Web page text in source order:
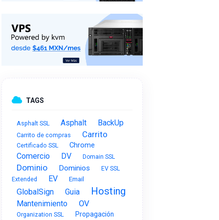
TAGS
Asphalt SSL Asphalt BackUp
Carrito de compras Carrito
Certificado SSL Chrome
Comercio DV Domain SSL
Dominio Dominios
EV SSL
Extended
EV Email
GlobalSign Guia Hosting
Mantenimiento OV
Organization SSL Propagación